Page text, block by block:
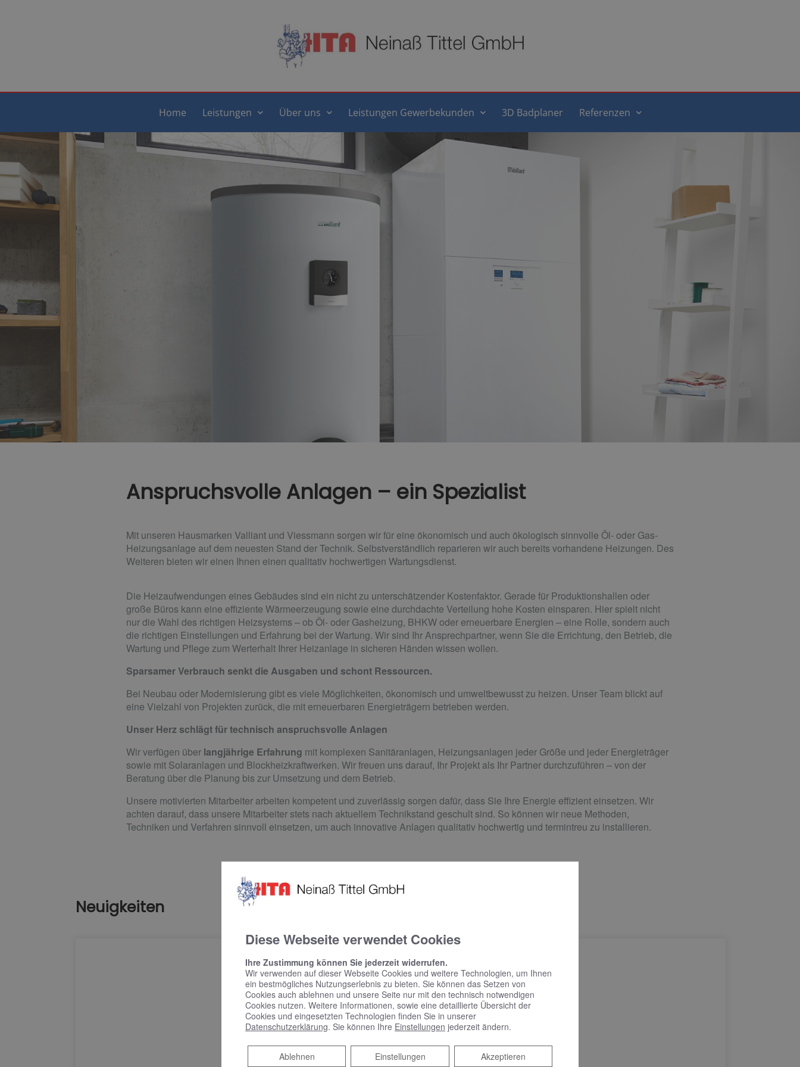
Home Leistungen Über uns Leistungen Gewerbekunden 3D Badplaner Referenzen
Anspruchsvolle Anlagen – ein Spezialist
Mit unseren Hausmarken Valliant und Viessmann sorgen wir für eine ökonomisch und auch ökologisch sinnvolle Öl- oder Gas-
Heizungsanlage auf dem neuesten Stand der Technik. Selbstverständlich reparieren wir auch bereits vorhandene Heizungen. Des
Weiteren bieten wir einen Ihnen einen qualitativ hochwertigen Wartungsdienst.
Die Heizaufwendungen eines Gebäudes sind ein nicht zu unterschätzender Kostenfaktor. Gerade für Produktionshallen oder
große Büros kann eine effiziente Wärmeerzeugung sowie eine durchdachte Verteilung hohe Kosten einsparen. Hier spielt nicht
nur die Wahl des richtigen Heizsystems – ob Öl- oder Gasheizung, BHKW oder erneuerbare Energien – eine Rolle, sondern auch
die richtigen Einstellungen und Erfahrung bei der Wartung. Wir sind Ihr Ansprechpartner, wenn Sie die Errichtung, den Betrieb, die
Wartung und Pflege zum Werterhalt Ihrer Heizanlage in sicheren Händen wissen wollen.
Sparsamer Verbrauch senkt die Ausgaben und schont Ressourcen.
Bei Neubau oder Modernisierung gibt es viele Möglichkeiten, ökonomisch und umweltbewusst zu heizen. Unser Team blickt auf
eine Vielzahl von Projekten zurück, die mit erneuerbaren Energieträgern betrieben werden.
Unser Herz schlägt für technisch anspruchsvolle Anlagen
Wir verfügen über langjährige Erfahrung mit komplexen Sanitäranlagen, Heizungsanlagen jeder Größe und jeder Energieträger
sowie mit Solaranlagen und Blockheizkraftwerken. Wir freuen uns darauf, Ihr Projekt als Ihr Partner durchzuführen – von der
Beratung über die Planung bis zur Umsetzung und dem Betrieb.
Unsere motivierten Mitarbeiter arbeiten kompetent und zuverlässig sorgen dafür, dass Sie Ihre Energie effizient einsetzen. Wir
achten darauf, dass unsere Mitarbeiter stets nach aktuellem Technikstand geschult sind. So können wir neue Methoden,
Techniken und Verfahren sinnvoll einsetzen, um auch innovative Anlagen qualitativ hochwertig und termintreu zu installieren.
Neuigkeiten
Diese Webseite verwendet Cookies
Ihre Zustimmung können Sie jederzeit widerrufen.
Wir verwenden auf dieser Webseite Cookies und weitere Technologien, um Ihnen
ein bestmögliches Nutzungserlebnis zu bieten. Sie können das Setzen von
Cookies auch ablehnen und unsere Seite nur mit den technisch notwendigen
Cookies nutzen. Weitere Informationen, sowie eine detaillierte Übersicht der
Cookies und eingesetzten Technologien finden Sie in unserer
Datenschutzerklärung. Sie können Ihre Einstellungen jederzeit ändern.
Akzeptieren
Einstellungen
Ablehnen
Ablehnen